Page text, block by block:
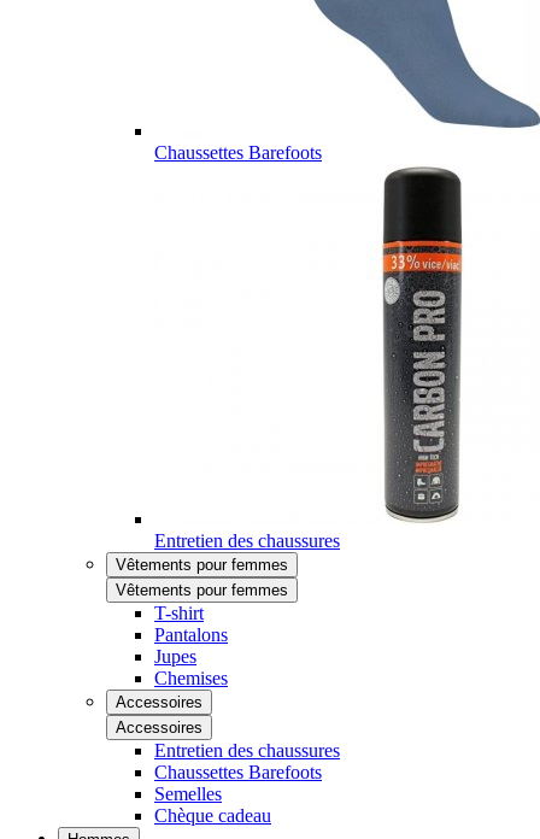
Chaussettes Barefoots
Entretien des chaussures
Vêtements pour femmes
Vêtements pour femmes
T-shirt
Pantalons
Jupes
Chemises
Accessoires
Accessoires
Entretien des chaussures
Chaussettes Barefoots
Semelles
Chèque cadeau